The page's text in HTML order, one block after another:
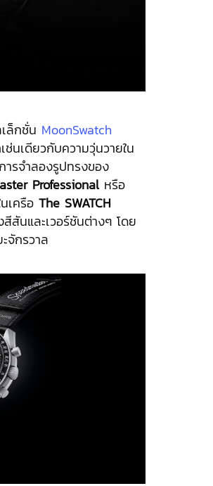
ล็กชั่น MoonSwatch
นเดียวกับความวุ่นวายใน
ารจำลองรูปทรงของ
Professional หรือ
เครือ The SWATCH
นและเวอร์ชันต่างๆ โดย
จักรวาล